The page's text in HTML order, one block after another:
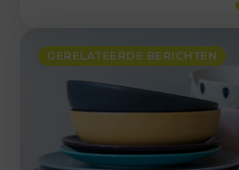
GERELATEERDE BERICHTEN